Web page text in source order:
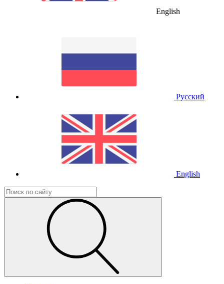
English
Русский
English